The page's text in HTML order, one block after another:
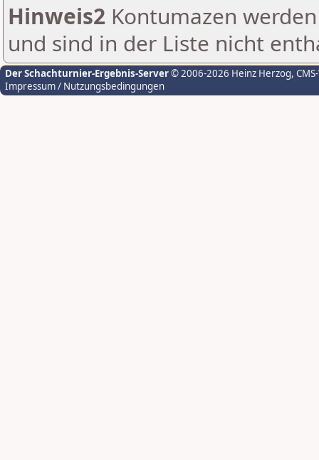
Hinweis2 Kontumazen
und sind in der Liste nicht
Der Schachturnier-Ergebnis-Server© 2006-2026 Heinz Herzog,
Impressum / Nutzungsbedingungen